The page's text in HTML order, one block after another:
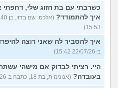
כשרבתי עם בת הזוג שלי, דחפתי
איך להתמודד?
15:53)
איך להסביר לה שאני רוצה
ב-22/07/26 15:42)
היי. רציתי לבדוק אם מישהי
בעובדה? (אנונימית, בת 18, כתבה ב-22/07/26 15:31)